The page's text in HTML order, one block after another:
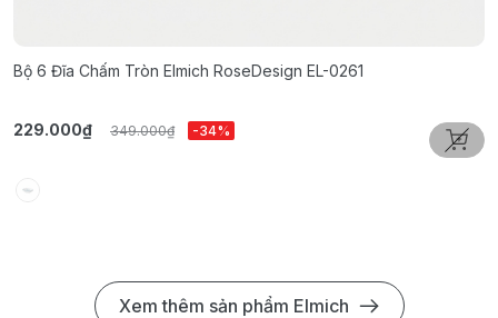
Bộ 6 Đĩa Chấm Tròn Elmich RoseDesign EL-0261
229.000₫ 349.000₫ -34%
Xem thêm sản phẩm Elmich